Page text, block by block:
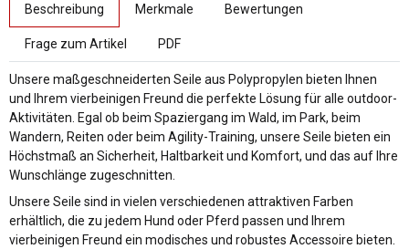
Beschreibung Merkmale Bewertungen
Frage zum Artikel PDF
Unsere maßgeschneiderten Seile aus Polypropylen bieten Ihnen
und Ihrem vierbeinigen Freund die perfekte Lösung für alle outdoor-
Aktivitäten. Egal ob beim Spaziergang im Wald, im Park, beim
Wandern, Reiten oder beim Agility-Training, unsere Seile bieten ein
Höchstmaß an Sicherheit, Haltbarkeit und Komfort, und das auf Ihre
Wunschlänge zugeschnitten.
Unsere Seile sind in vielen verschiedenen attraktiven Farben
erhältlich, die zu jedem Hund oder Pferd passen und Ihrem
vierbeinigen Freund ein modisches und robustes Accessoire bieten.